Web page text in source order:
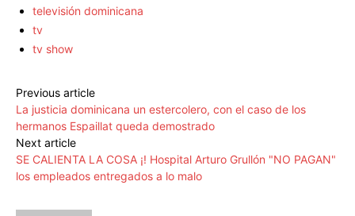
televisión dominicana
tv
tv show
Previous article
La justicia dominicana un estercolero, con el caso de los
hermanos Espaillat queda demostrado
Next article
SE CALIENTA LA COSA ¡! Hospital Arturo Grullón "NO PAGAN"
los empleados entregados a lo malo